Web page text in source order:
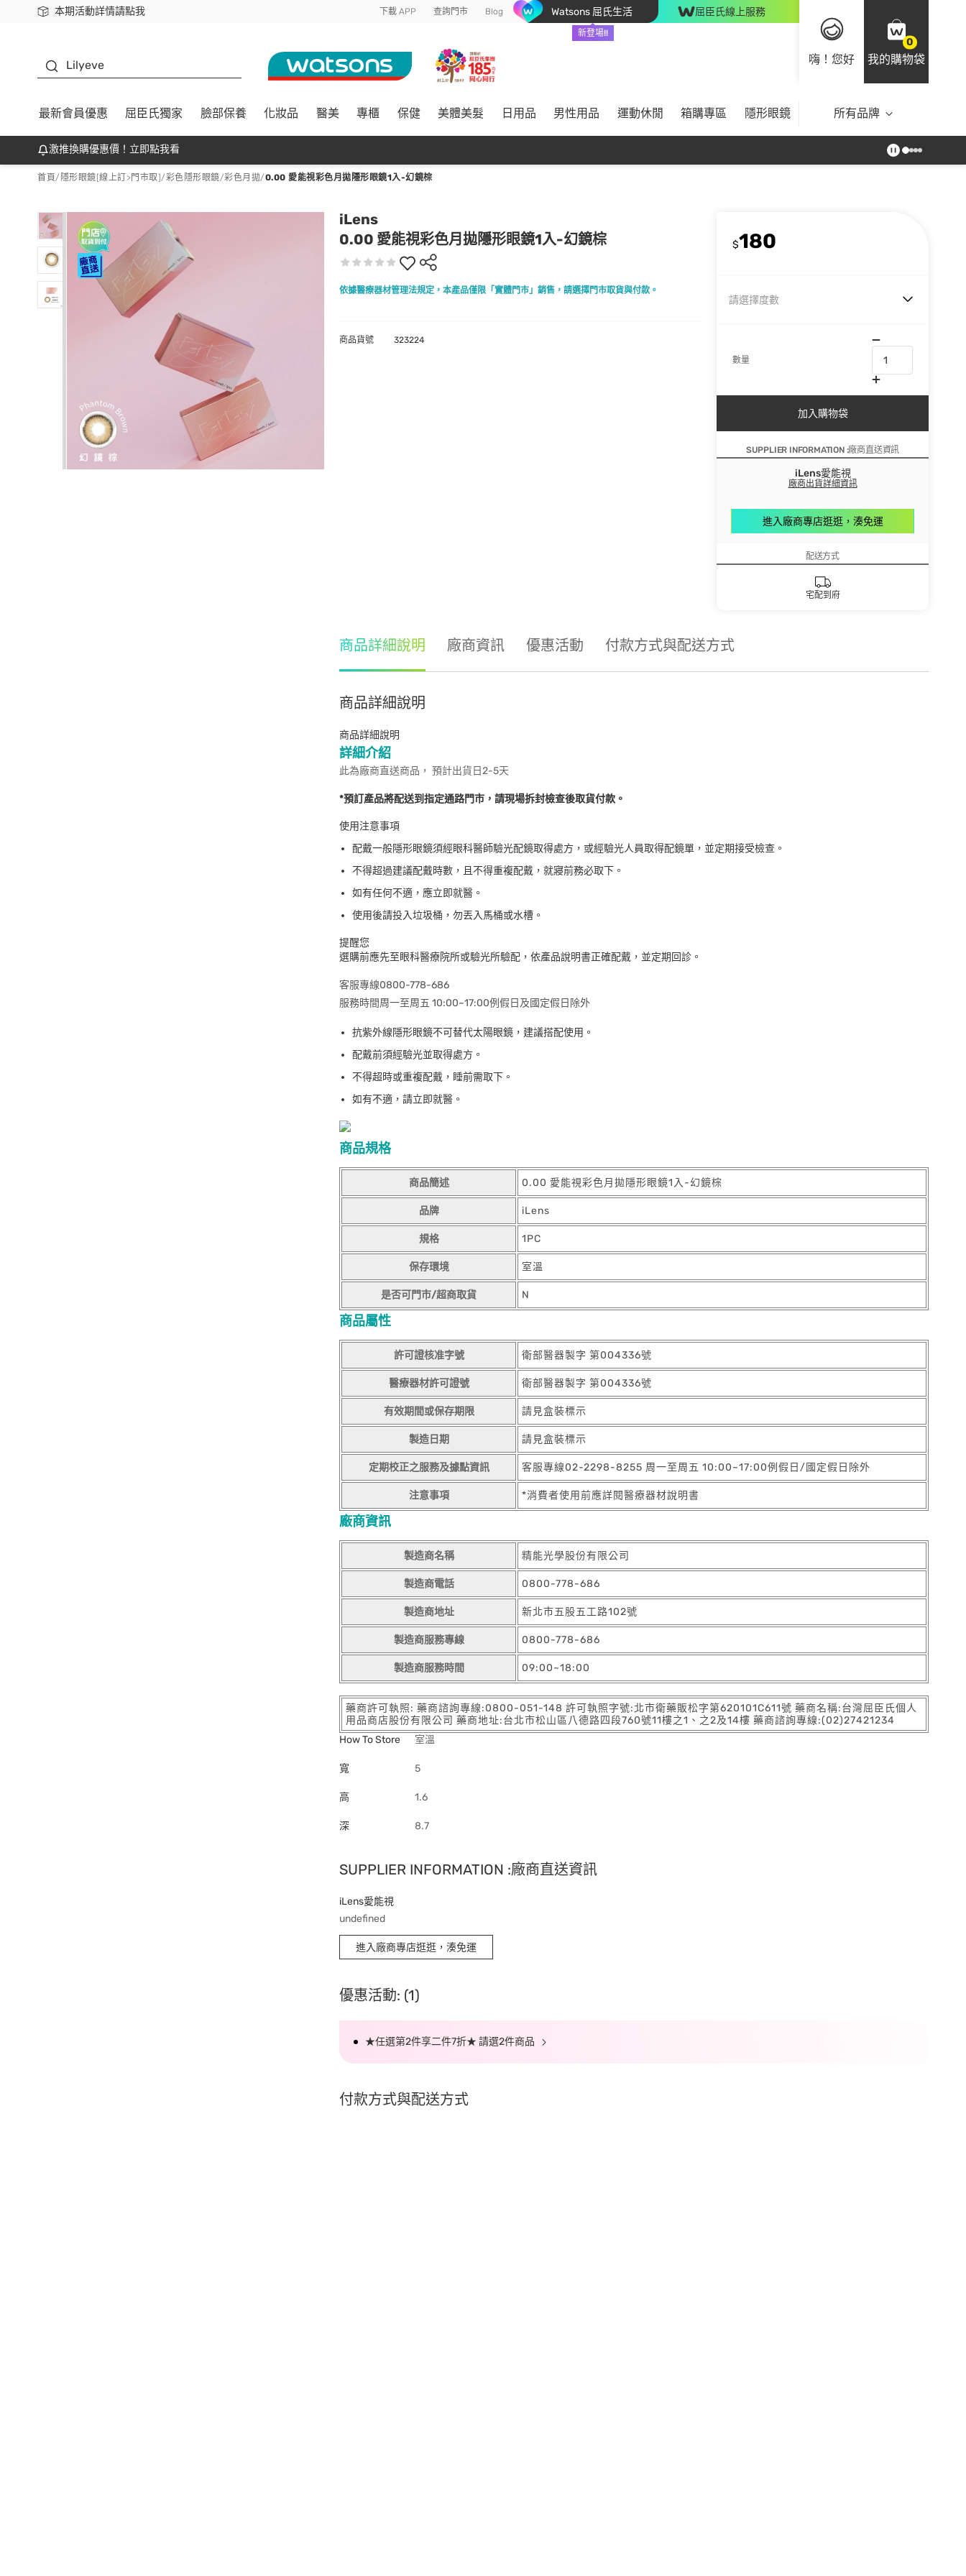
本期活動詳情請點我
下載app最高回饋$350 下載 APP 查詢門市 Blog Watsons 屈氏生活
新登場!!
屈臣氏線上服務
嗨！您好
0
我的購物袋
Lilyeve
最新會員優惠 屈臣氏獨家 臉部保養 化妝品 醫美 專櫃 保健 美體美髮 日用品 男性用品 運動休閒 箱購專區 隱形眼鏡 所有品牌
激推換購優惠價！立即點我看
首頁/ 隱形眼鏡[線上訂>門市取]/彩色隱形眼鏡/彩色月拋/0.00 愛能視彩色月拋隱形眼鏡1入-幻鏡棕
iLens
0.00 愛能視彩色月拋隱形眼鏡1入-幻鏡棕
依據醫療器材管理法規定，本產品僅限「實體門市」銷售，請選擇門市取貨與付款。
$180
請選擇度數
數量
加入購物袋
SUPPLIER INFORMATION :廠商直送資訊
iLens愛能視
廠商出貨詳細資訊
進入廠商專店逛逛，湊免運
配送方式
宅配到府
商品貨號 323224
商品詳細說明 廠商資訊 優惠活動 付款方式與配送方式
商品詳細說明
商品詳細說明
詳細介紹
此為廠商直送商品， 預計出貨日2-5天
*預訂產品將配送到指定通路門市，請現場拆封檢查後取貨付款。
使用注意事項
配戴一般隱形眼鏡須經眼科醫師驗光配鏡取得處方，或經驗光人員取得配鏡單，並定期接受檢查。
不得超過建議配戴時數，且不得重複配戴，就寢前務必取下。
如有任何不適，應立即就醫。
使用後請投入垃圾桶，勿丟入馬桶或水槽。
提醒您
選購前應先至眼科醫療院所或驗光所驗配，依產品說明書正確配戴，並定期回診。
客服專線0800-778-686
服務時間周一至周五 10:00~17:00例假日及國定假日除外
抗紫外線隱形眼鏡不可替代太陽眼鏡，建議搭配使用。
配戴前須經驗光並取得處方。
不得超時或重複配戴，睡前需取下。
如有不適，請立即就醫。
商品規格
商品簡述 0.00 愛能視彩色月拋隱形眼鏡1入-幻鏡棕
品牌 iLens
規格 1PC
保存環境 室溫
是否可門市/超商取貨 N
商品屬性
許可證核准字號 衛部醫器製字 第004336號
醫療器材許可證號 衛部醫器製字 第004336號
有效期間或保存期限 請見盒裝標示
製造日期 請見盒裝標示
定期校正之服務及據點資訊 客服專線02-2298-8255 周一至周五 10:00~17:00例假日/國定假日除外
注意事項 *消費者使用前應詳閱醫療器材說明書
廠商資訊
製造商名稱 精能光學股份有限公司
製造商電話 0800-778-686
製造商地址 新北市五股五工路102號
製造商服務專線 0800-778-686
製造商服務時間 09:00~18:00
藥商許可執照: 藥商諮詢專線:0800-051-148 許可執照字號:北市衛藥販松字第620101C611號 藥商名稱:台灣屈臣氏個人
用品商店股份有限公司 藥商地址:台北市松山區八德路四段760號11樓之1、之2及14樓 藥商諮詢專線:(02)27421234
How To Store
室溫
寬 5
高 1.6
深 8.7
SUPPLIER INFORMATION :廠商直送資訊
iLens愛能視
undefined
進入廠商專店逛逛，湊免運
優惠活動: (1)
★任選第2件享二件7折★ 請選2件商品
付款方式與配送方式